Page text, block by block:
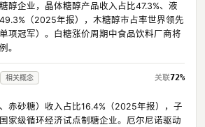
醇企业，晶体糖醇产品收入占比47.3%、液
（2025年报），木糖醇市占率世界领先
单项冠军）。白糖涨价周期中食品饮料厂商将
。
相关概念
72%
赤砂糖）收入占比16.4%（2025年报），子
家级循环经济试点制糖企业。厄尔尼诺驱动